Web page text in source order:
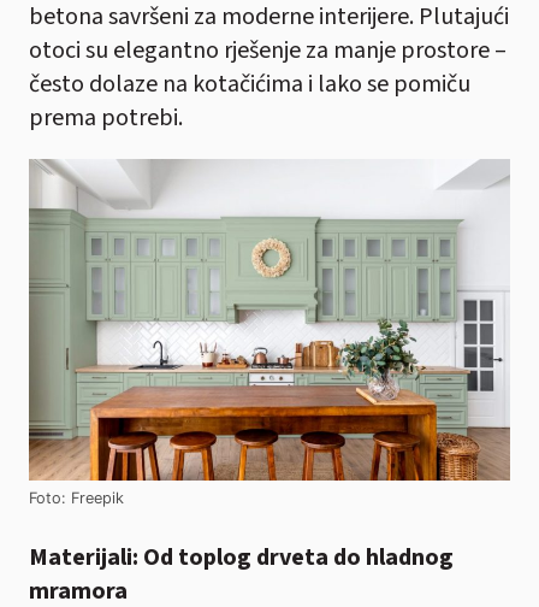
betona savršeni za moderne interijere. Plutajući
otoci su elegantno rješenje za manje prostore –
često dolaze na kotačićima i lako se pomiču
prema potrebi.
Foto: Freepik
Materijali: Od toplog drveta do hladnog
mramora